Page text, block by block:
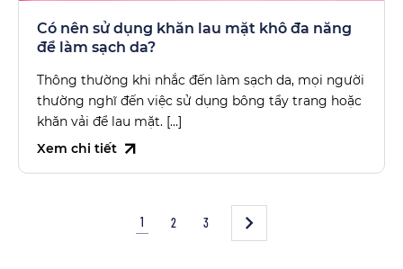
Có nên sử dụng khăn lau mặt khô đa năng
để làm sạch da?
Thông thường khi nhắc đến làm sạch da, mọi người
thường nghĩ đến việc sử dụng bông tẩy trang hoặc
khăn vải để lau mặt. […]
Xem chi tiết
1 2 3